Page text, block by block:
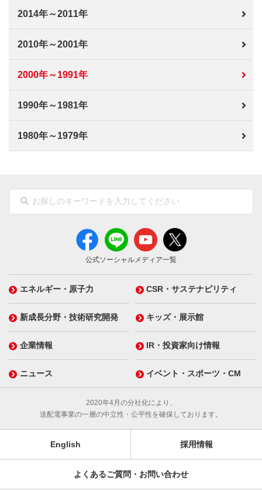
2014年～2011年
2010年～2001年
2000年～1991年
1990年～1981年
1980年～1979年
公式ソーシャルメディア一覧
エネルギー・原子力 CSR・サステナビリティ
新成長分野・技術研究開発 キッズ・展示館
企業情報 IR・投資家向け情報
ニュース イベント・スポーツ・CM
2020年4月の分社化により、
送配電事業の一層の中立性・公平性を確保しております。
English 採用情報
よくあるご質問・お問い合わせ